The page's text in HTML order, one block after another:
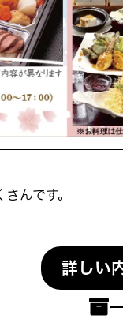
んです。
詳しい